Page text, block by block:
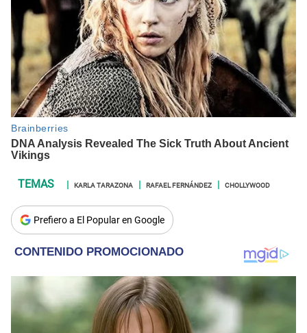
KARLA TARAZONA RAFAEL FERNÁNDEZ CHOLLYWOOD
Prefiero a El Popular en Google